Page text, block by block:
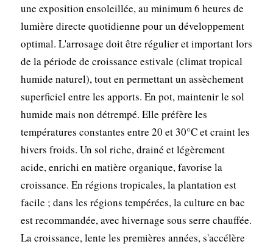
une exposition ensoleillée, au minimum 6 heures de
lumière directe quotidienne pour un développement
optimal. L'arrosage doit être régulier et important lors
de la période de croissance estivale (climat tropical
humide naturel), tout en permettant un assèchement
superficiel entre les apports. En pot, maintenir le sol
humide mais non détrempé. Elle préfère les
températures constantes entre 20 et 30°C et craint les
hivers froids. Un sol riche, drainé et légèrement
acide, enrichi en matière organique, favorise la
croissance. En régions tropicales, la plantation est
facile ; dans les régions tempérées, la culture en bac
est recommandée, avec hivernage sous serre chauffée.
La croissance, lente les premières années, s'accélère